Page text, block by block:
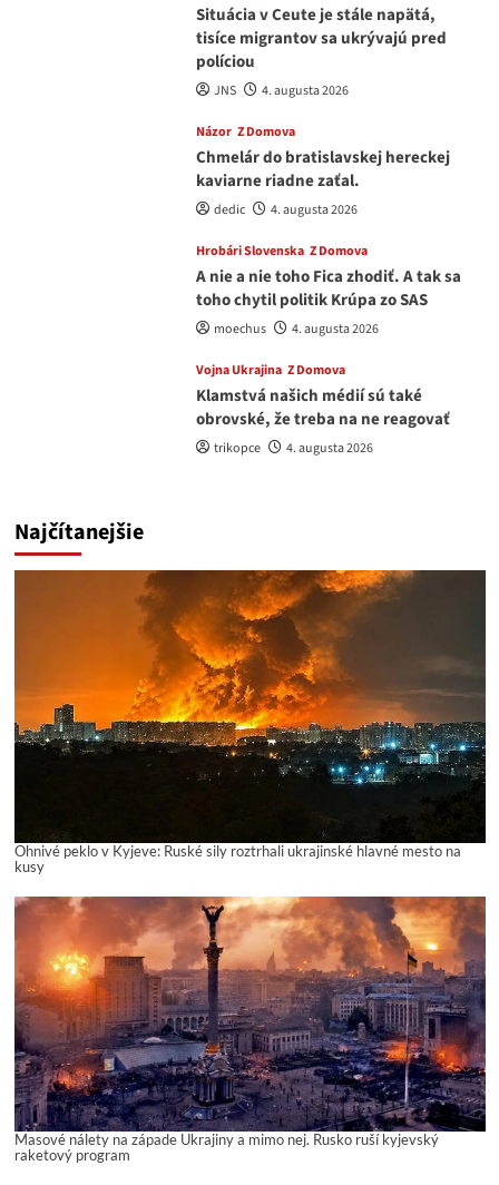
Situácia v Ceute je stále napätá,
tisíce migrantov sa ukrývajú pred
políciou
JNS 4. augusta 2026
Názor Z Domova
Chmelár do bratislavskej hereckej
kaviarne riadne zaťal.
dedic 4. augusta 2026
Hrobári Slovenska Z Domova
A nie a nie toho Fica zhodiť. A tak sa
toho chytil politik Krúpa zo SAS
moechus 4. augusta 2026
Vojna Ukrajina Z Domova
Klamstvá našich médií sú také
obrovské, že treba na ne reagovať
trikopce 4. augusta 2026
Najčítanejšie
Ohnivé peklo v Kyjeve: Ruské sily roztrhali ukrajinské hlavné mesto na
kusy
Masové nálety na západe Ukrajiny a mimo nej. Rusko ruší kyjevský
raketový program